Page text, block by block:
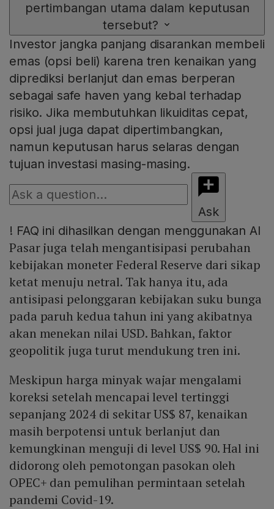
pertimbangan utama dalam keputusan
tersebut?
Investor jangka panjang disarankan membeli
emas (opsi beli) karena tren kenaikan yang
diprediksi berlanjut dan emas berperan
sebagai safe haven yang kebal terhadap
risiko. Jika membutuhkan likuiditas cepat,
opsi jual juga dapat dipertimbangkan,
namun keputusan harus selaras dengan
tujuan investasi masing-masing.
Ask
! FAQ ini dihasilkan dengan menggunakan AI
Pasar juga telah mengantisipasi perubahan
kebijakan moneter Federal Reserve dari sikap
ketat menuju netral. Tak hanya itu, ada
antisipasi pelonggaran kebijakan suku bunga
pada paruh kedua tahun ini yang akibatnya
akan menekan nilai USD. Bahkan, faktor
geopolitik juga turut mendukung tren ini.
Meskipun harga minyak wajar mengalami
koreksi setelah mencapai level tertinggi
sepanjang 2024 di sekitar US$ 87, kenaikan
masih berpotensi untuk berlanjut dan
kemungkinan menguji di level US$ 90. Hal ini
didorong oleh pemotongan pasokan oleh
OPEC+ dan pemulihan permintaan setelah
pandemi Covid-19.